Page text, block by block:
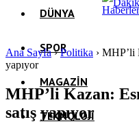
DÜNYA
SPOR
MAGAZIN
TEKNOLOJI
Ana Sayfa›Politika › MHP’li
yapıyor
MHP’li Kazan:
satış yapıyor